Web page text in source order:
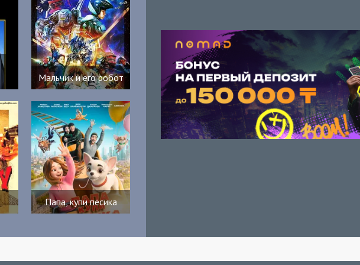
Мальчик и его робот
Папа, купи пёсика